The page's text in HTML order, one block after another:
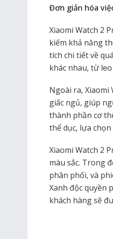
Đơn giản hóa
Xiaomi Watch 2
kiếm khả năng
tích chi tiết về
khác nhau, từ
Ngoài ra,
giấc ngủ, giúp
thành phần cơ
thể dục, lựa
Xiaomi Watch 2
màu sắc. Trong
phân phối, và
Xanh độc quyền
khách hàng sẽ